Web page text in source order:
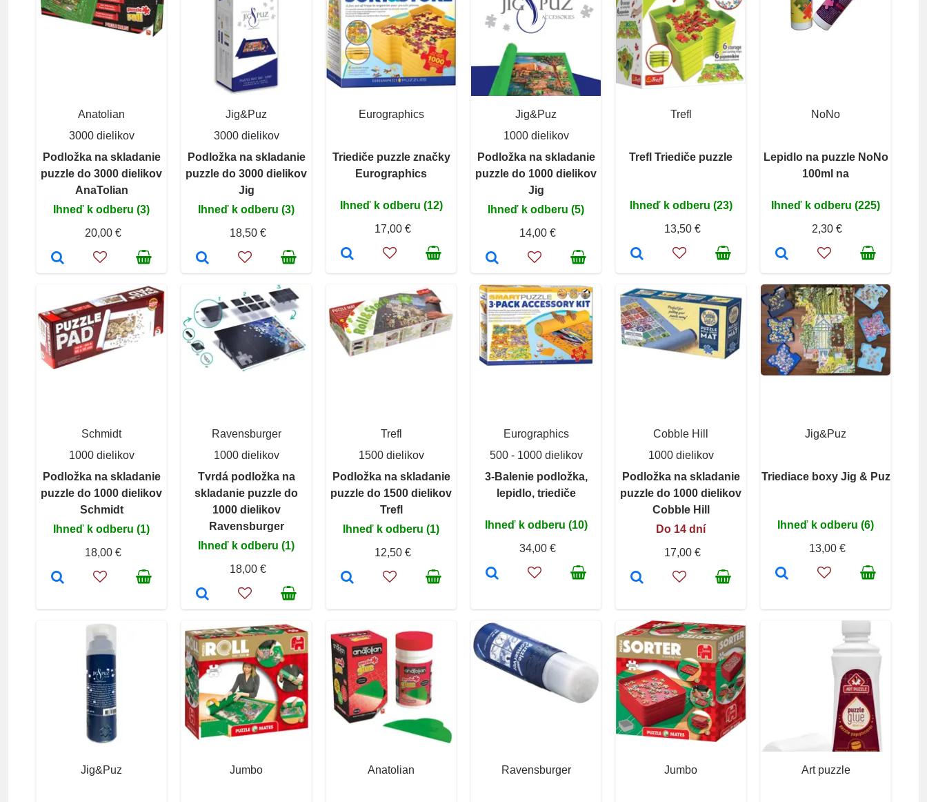
Anatolian
3000 dielikov
Podložka na skladanie
puzzle do 3000 dielikov
AnaTolian
Ihneď k odberu (3)
20,00 €
Jig&Puz
3000 dielikov
Podložka na skladanie
puzzle do 3000 dielikov
Jig
Ihneď k odberu (3)
18,50 €
Eurographics
Triediče puzzle značky
Eurographics
Ihneď k odberu (12)
17,00 €
Jig&Puz
1000 dielikov
Podložka na skladanie
puzzle do 1000 dielikov
Jig
Ihneď k odberu (5)
14,00 €
Trefl
Trefl Triediče puzzle
Ihneď k odberu (23)
13,50 €
NoNo
Lepidlo na puzzle NoNo
100ml na
Ihneď k odberu (225)
2,30 €
Schmidt
1000 dielikov
Podložka na skladanie
puzzle do 1000 dielikov
Schmidt
Ihneď k odberu (1)
18,00 €
Ravensburger
1000 dielikov
Tvrdá podložka na
skladanie puzzle do
1000 dielikov
Ravensburger
Ihneď k odberu (1)
18,00 €
Trefl
1500 dielikov
Podložka na skladanie
puzzle do 1500 dielikov
Trefl
Ihneď k odberu (1)
12,50 €
Eurographics
500 - 1000 dielikov
3-Balenie podložka,
lepidlo, triediče
Ihneď k odberu (10)
34,00 €
Cobble Hill
1000 dielikov
Podložka na skladanie
puzzle do 1000 dielikov
Cobble Hill
Do 14 dní
17,00 €
Jig&Puz
Triediace boxy Jig & Puz
Ihneď k odberu (6)
13,00 €
Jig&Puz Jumbo Anatolian Ravensburger Jumbo Art puzzle